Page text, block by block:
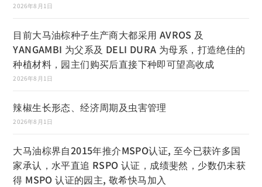
2026年8月1日
目前大马油棕种子生产商大都采用 AVROS 及
YANGAMBI 为父系及 DELI DURA 为母系，打造绝佳的
种植材料，园主们购买后直接下种即可望高收成
2026年8月1日
辣椒生长形态、经济周期及虫害管理
2026年8月1日
大马油棕界自2015年推介MSPO认证, 至今已获许多国
家承认，水平直追 RSPO 认证，成绩斐然，少数仍未获
得 MSPO 认证的园主, 敬希快马加入